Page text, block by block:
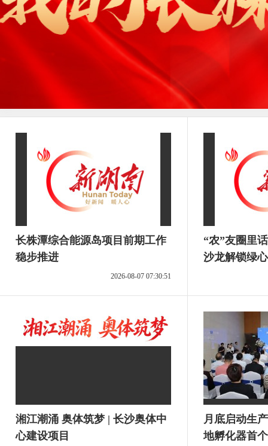
长株潭综合能源岛项目前期工作
稳步推进
2026-08-07 07:30:51
“农”友圈里
沙龙解锁绿
湘江潮涌 奥体筑梦 | 长沙奥体中
心建设项目
月底启动生
地孵化器首